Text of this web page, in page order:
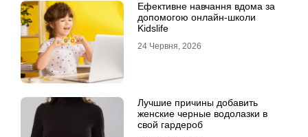
Ефективне навчання вдома за
допомогою онлайн-школи
Kidslife
24 Червня, 2026
Лучшие причины добавить
женские черные водолазки в
свой гардероб